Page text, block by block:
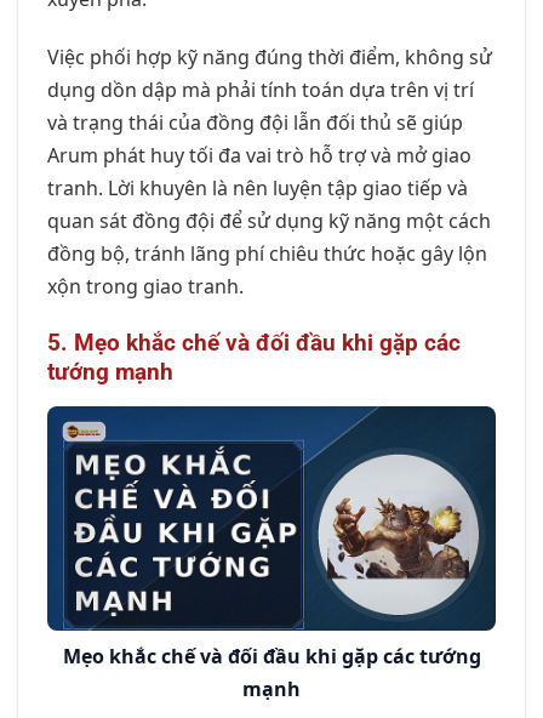
Việc phối hợp kỹ năng đúng thời điểm, không sử
dụng dồn dập mà phải tính toán dựa trên vị trí
và trạng thái của đồng đội lẫn đối thủ sẽ giúp
Arum phát huy tối đa vai trò hỗ trợ và mở giao
tranh. Lời khuyên là nên luyện tập giao tiếp và
quan sát đồng đội để sử dụng kỹ năng một cách
đồng bộ, tránh lãng phí chiêu thức hoặc gây lộn
xộn trong giao tranh.
5. Mẹo khắc chế và đối đầu khi gặp các
tướng mạnh
Mẹo khắc chế và đối đầu khi gặp các tướng
mạnh